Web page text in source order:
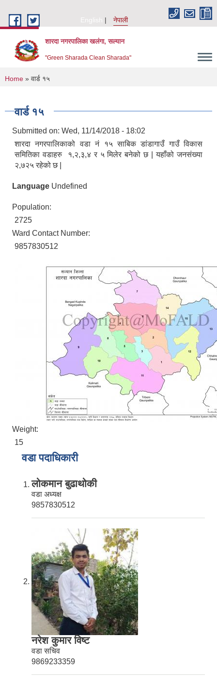
English
नेपाली
शारदा नगरपालिका खलंगा, सल्यान
"Green Sharada Clean Sharada"
You are here
Home » वार्ड १५
वार्ड १५
Submitted on: Wed, 11/14/2018 - 18:02
शारदा नगरपालिकाको वडा नं १५ साबिक डांडागाउँ गाउँ विकास
समितिका वडाहरु १,२,३,४ र ५ मिलेर बनेको छ | यहाँको जनसंख्या
२,७२५ रहेको छ |
Language Undefined
Population:
2725
Ward Contact Number:
9857830512
Weight:
15
वडा पदाधिकारी
लोकमान बुढाथोकी
वडा अध्यक्ष
9857830512
नरेश कुमार विष्ट
वडा सचिव
9869233359